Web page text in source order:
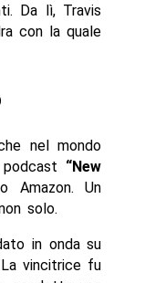
Da lì, Travis
con la quale
nel mondo
“New
Amazon. Un
solo.
in onda su
La vincitrice fu